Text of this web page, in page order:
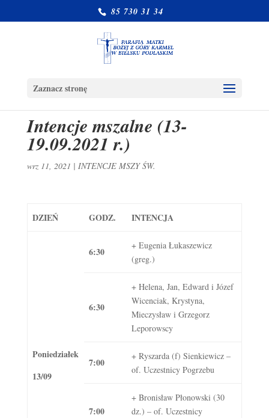
85 730 31 34
Zaznacz stronę
Intencje mszalne (13-
19.09.2021 r.)
wrz 11, 2021 | INTENCJE MSZY ŚW.
DZIEŃ GODZ. INTENCJA
Poniedziałek
13/09
6:30
+ Eugenia Łukaszewicz
(greg.)
6:30
+ Helena, Jan, Edward i Józef
Wicenciak, Krystyna,
Mieczysław i Grzegorz
Leporowscy
7:00
+ Ryszarda (f) Sienkiewicz –
of. Uczestnicy Pogrzebu
7:00
+ Bronisław Płonowski (30
dz.) – of. Uczestnicy